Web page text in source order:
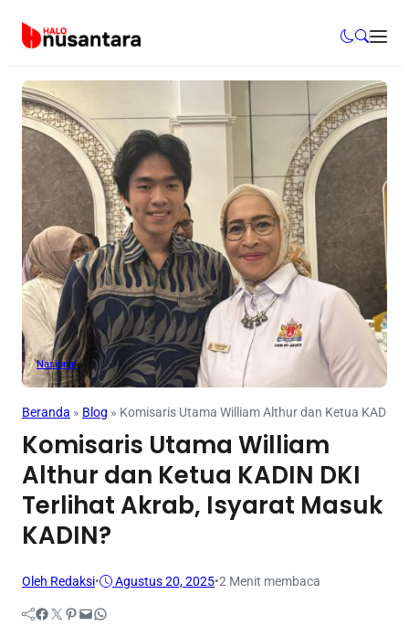
Nasional
Beranda » Blog » Komisaris Utama William Althur dan Ketua KADIN
Komisaris Utama William
Althur dan Ketua KADIN DKI
Terlihat Akrab, Isyarat Masuk
KADIN?
Oleh Redaksi• Agustus 20, 2025•2 Menit membaca
Facebook Twitter Pinterest Mail WhatsApp